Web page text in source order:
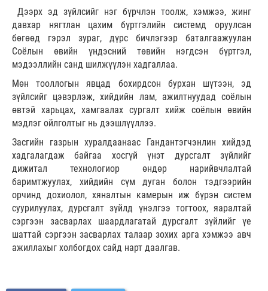
Дээрх эд зүйлсийг нэг бүрчлэн тоолж, хэмжээ, жинг
давхар нягтлан цахим бүртгэлийн системд оруулсан
бөгөөд гэрэл зураг, дүрс бичлэгээр баталгаажуулан
Соёлын өвийн үндэсний төвийн нэгдсэн бүртгэл,
мэдээллийн санд шилжүүлэн хадгаллаа.
Мөн тооллогын явцад бохирдсон бурхан шүтээн, эд
зүйлсийг цэвэрлэж, хийдийн лам, ажилтнуудад соёлын
өвтэй харьцах, хамгаалах сургалт хийж соёлын өвийн
мэдлэг ойлголтыг нь дээшлүүллээ.
Засгийн газрын хуралдаанаас Гандантэгчэнлин хийдэд
хадгалагдаж байгаа хосгүй үнэт дурсгалт зүйлийг
дижитал технологиор өндөр нарийвчлалтай
баримтжуулах, хийдийн сүм дуган болон тэдгээрийн
орчинд дохиолол, хяналтын камерын иж бүрэн систем
суурилуулах, дурсгалт зүйлд үнэлгээ тогтоох, яаралтай
сэргээн засварлах шаардлагатай дурсгалт зүйлийг үе
шаттай сэргээн засварлах талаар зохих арга хэмжээ авч
ажиллахыг холбогдох сайд нарт даалгав.